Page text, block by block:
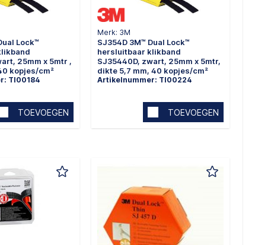
Lock™
25mm x 5mtr ,
kopjes/cm²
TI00184
TOEVOEGEN
Merk: 3M
SJ354D 3M™ Dual Lock™
hersluitbaar klikband
SJ35440D, zwart, 25mm x 5mtr,
dikte 5,7 mm, 40 kopjes/cm²
Artikelnummer: TI00224
TOEVOEGEN